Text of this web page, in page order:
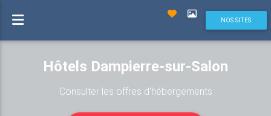
NOS SITES
Hôtels Dampierre-sur-Salon
Consulter les offres d'hébergements